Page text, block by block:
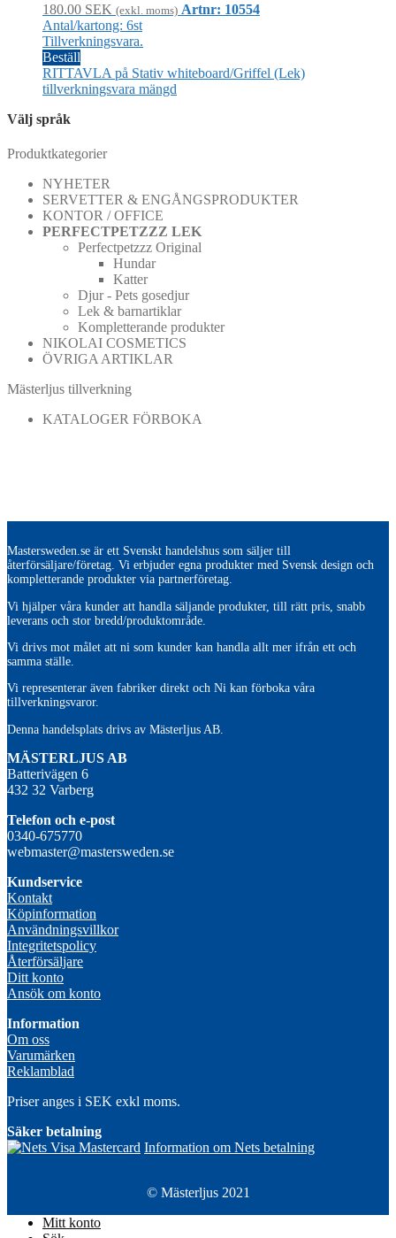
180.00 SEK (exkl. moms) Artnr: 10554
Antal/kartong: 6st
Tillverkningsvara.
Beställ
RITTAVLA på Stativ whiteboard/Griffel (Lek)
tillverkningsvara mängd
Välj språk
Produktkategorier
NYHETER
SERVETTER & ENGÅNGSPRODUKTER
KONTOR / OFFICE
PERFECTPETZZZ LEK
Perfectpetzzz Original
Hundar
Katter
Djur - Pets gosedjur
Lek & barnartiklar
Kompletterande produkter
NIKOLAI COSMETICS
ÖVRIGA ARTIKLAR
Mästerljus tillverkning
KATALOGER FÖRBOKA
Mastersweden.se är ett Svenskt handelshus som säljer till
återförsäljare/företag. Vi erbjuder egna produkter med Svensk design och
kompletterande produkter via partnerföretag.
Vi hjälper våra kunder att handla säljande produkter, till rätt pris, snabb
leverans och stor bredd/produktområde.
Vi drivs mot målet att ni som kunder kan handla allt mer ifrån ett och
samma ställe.
Vi representerar även fabriker direkt och Ni kan förboka våra
tillverkningsvaror.
Denna handelsplats drivs av Mästerljus AB.
MÄSTERLJUS AB
Batterivägen 6
432 32 Varberg
Telefon och e-post
0340-675770
webmaster@mastersweden.se
Kundservice
Kontakt
Köpinformation
Användningsvillkor
Integritetspolicy
Återförsäljare
Ditt konto
Ansök om konto
Information
Om oss
Varumärken
Reklamblad
Priser anges i SEK exkl moms.
Säker betalning
Information om Nets betalning
© Mästerljus 2021
Mitt konto